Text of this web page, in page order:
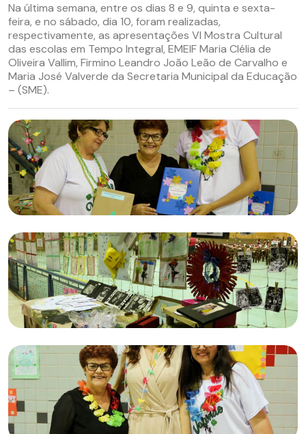
Na última semana, entre os dias 8 e 9, quinta e sexta-
feira, e no sábado, dia 10, foram realizadas,
respectivamente, as apresentações VI Mostra Cultural
das escolas em Tempo Integral, EMEIF Maria Clélia de
Oliveira Vallim, Firmino Leandro João Leão de Carvalho e
Maria José Valverde da Secretaria Municipal da Educação
– (SME).